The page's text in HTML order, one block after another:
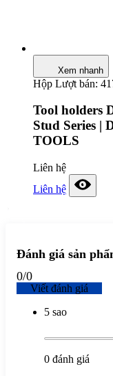
Xem nhanh
Hộp Lượt bán:
Tool holders
Stud Series |
TOOLS
Liên hệ
Liên hệ
Đánh giá sản
0/0
Viết đánh giá
5 sao
0 đánh giá